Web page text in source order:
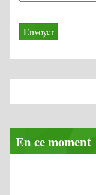
En ce moment